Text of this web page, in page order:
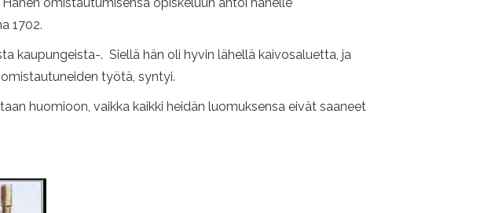
1702.
kaupungeista-. Siellä hän oli hyvin lähellä kaivosaluetta, ja
työtä, syntyi.
huomioon, vaikka kaikki heidän luomuksensa eivät saaneet